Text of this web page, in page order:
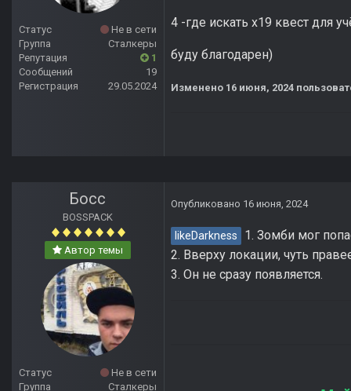
Статус
Не в сети
Группа
Сталкеры
Репутация
1
Сообщений
19
Регистрация
29.05.2024
4 -где искать х19 квест для
буду благодарен)
Изменено 16 июня, 2024
Босс
BOSSPACK
Автор темы
Статус
Не в сети
Группа
Сталкеры
Опубликовано 16 июня, 2024
likeDarkness
1. Зомби мог
2. Вверху локации, чуть
3. Он не сразу появляется.